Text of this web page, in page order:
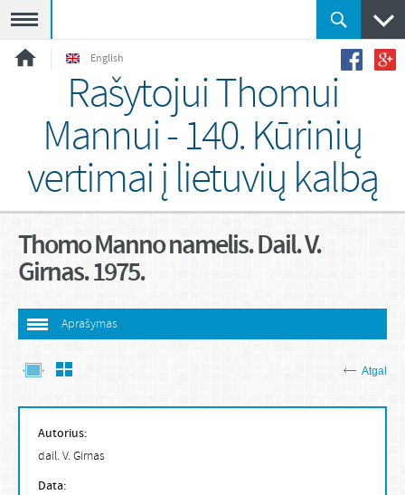
English
Rašytojui Thomui
Mannui - 140. Kūrinių
vertimai į lietuvių kalbą
Thomo Manno namelis. Dail. V.
Girnas. 1975.
Aprašymas
Atgal
Autorius:
dail. V. Girnas
Data: